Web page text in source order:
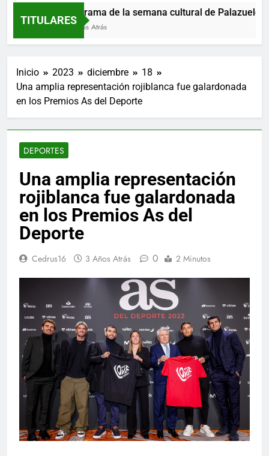
TITULARES
Programa de la semana cultural de Palazuelos
8 Horas Atrás
Inicio 2023 diciembre
18
Una amplia representación rojiblanca fue galardonada
en los Premios As del Deporte
DEPORTES
Una amplia representación
rojiblanca fue galardonada
en los Premios As del
Deporte
Cedrus16 3 Años Atrás 0 2 Minutos